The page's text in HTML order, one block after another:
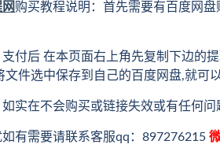
购买教程说明：首先需要有百度网
支付后 在本页面右上角先复制下边的
文件选中保存到自己的百度网盘,就可
实在不会购买或链接失效或有任何问
有需要请联系客服qq：897276215